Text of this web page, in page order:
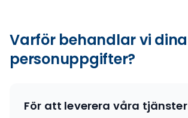
Varför behandlar vi dina
personuppgifter?
För att leverera våra tjänster